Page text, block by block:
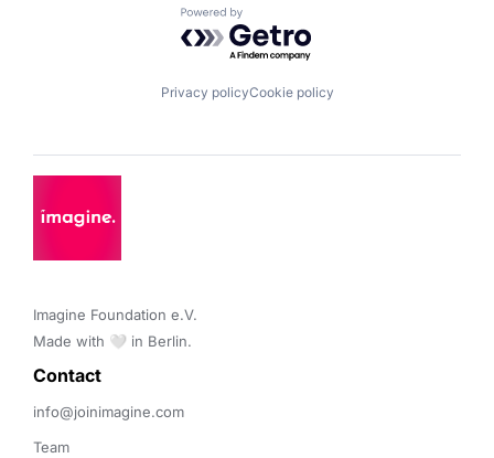
Powered by Getro.com
Privacy policyCookie policy
Imagine Foundation e.V.
Made with 🤍 in Berlin.
Contact
info@joinimagine.com
Team